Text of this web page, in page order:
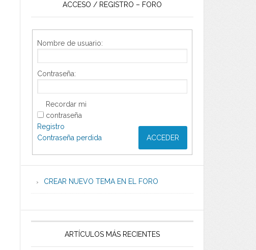
ACCESO / REGISTRO – FORO
Nombre de usuario:
Contraseña:
Recordar mi
contraseña
ACCEDER
Registro
Contraseña perdida
CREAR NUEVO TEMA EN EL FORO
ARTÍCULOS MÁS RECIENTES